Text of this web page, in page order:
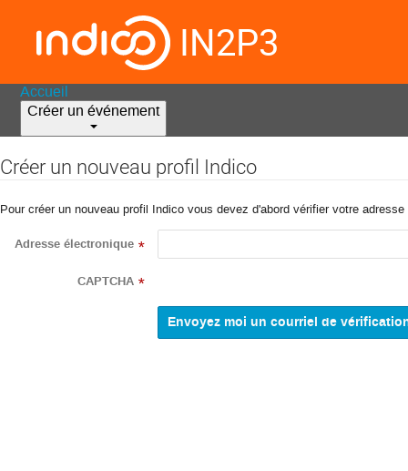
IN2P3
Accueil
Créer un événement
Créer un nouveau profil Indico
Pour créer un nouveau profil Indico vous devez d'abord vérifier votre
Adresse électronique *
CAPTCHA *